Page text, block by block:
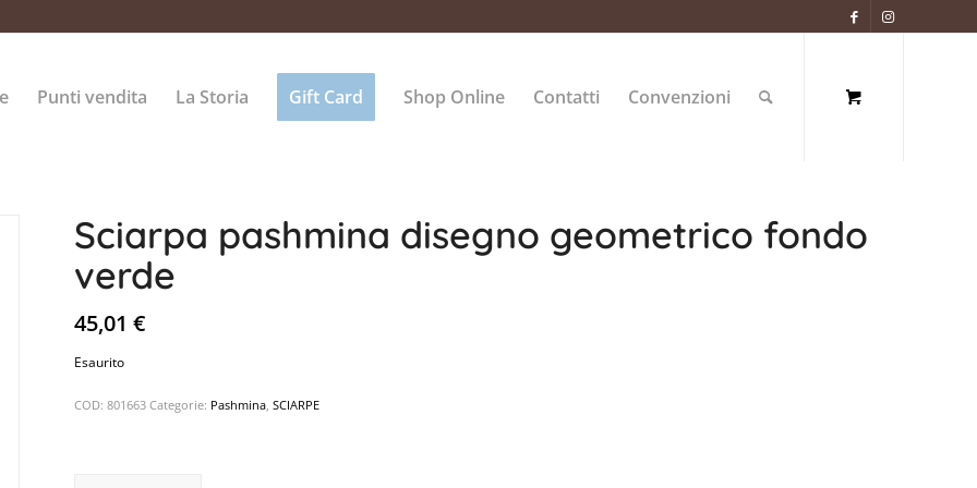
Punti vendita La Storia Gift Card Shop Online Contatti Convenzioni
Sciarpa pashmina disegno geometrico fondo
verde
45,01€
Esaurito
COD:801663 Categorie: Pashmina,SCIARPE